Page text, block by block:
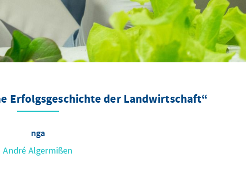
Erfolgsgeschichte der Landwirtschaft“
nga
André Algermißen